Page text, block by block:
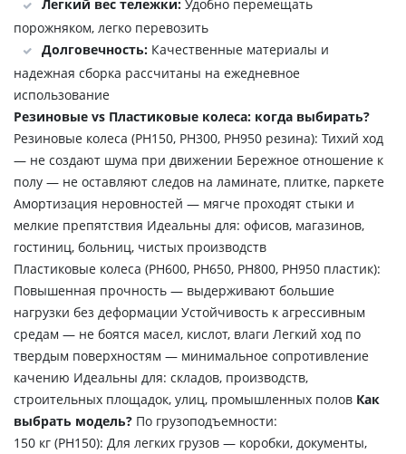
Легкий вес тележки: Удобно перемещать
порожняком, легко перевозить
Долговечность: Качественные материалы и
надежная сборка рассчитаны на ежедневное
использование
Резиновые vs Пластиковые колеса: когда выбирать?
Резиновые колеса (PH150, PH300, PH950 резина): Тихий ход
— не создают шума при движении Бережное отношение к
полу — не оставляют следов на ламинате, плитке, паркете
Амортизация неровностей — мягче проходят стыки и
мелкие препятствия Идеальны для: офисов, магазинов,
гостиниц, больниц, чистых производств
Пластиковые колеса (PH600, PH650, PH800, PH950 пластик):
Повышенная прочность — выдерживают большие
нагрузки без деформации Устойчивость к агрессивным
средам — не боятся масел, кислот, влаги Легкий ход по
твердым поверхностям — минимальное сопротивление
качению Идеальны для: складов, производств,
строительных площадок, улиц, промышленных полов Как
выбрать модель? По грузоподъемности:
150 кг (PH150): Для легких грузов — коробки, документы,